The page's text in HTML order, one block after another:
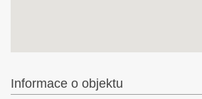
Informace o objektu